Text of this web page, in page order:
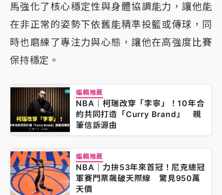
馬強化了核心穩定性與身體協調能力，讓他能
在非正常的姿勢下依舊能精準投籃或傳球，同
時也磨練了專注力與心態，讓他在高強度比賽
保持穩定。
編輯推薦
NBA｜柯瑞改穿「李寧」！10年合
約共同打造「Curry Brand」 親
筆信訴源由
編輯推薦
NBA｜力拚53年來首冠！尼克總冠
軍賽門票飆破天際線 驚見950萬
天價